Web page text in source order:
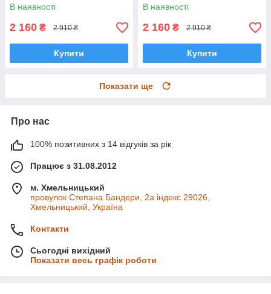
В наявності
2 160 ₴ 2 910 ₴
Купити
В наявності
2 160 ₴ 2 910 ₴
Купити
Показати ще
Про нас
100% позитивних з 14 відгуків за рік
Працює з 31.08.2012
м. Хмельницький
провулок Степана Бандери, 2a індекс 29026,
Хмельницький, Україна
Контакти
Сьогодні вихідний
Показати весь графік роботи